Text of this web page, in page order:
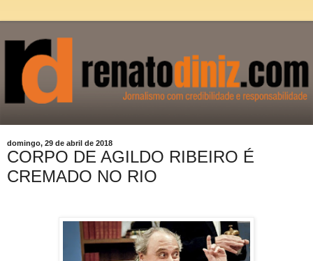
domingo, 29 de abril de 2018
CORPO DE AGILDO RIBEIRO É
CREMADO NO RIO